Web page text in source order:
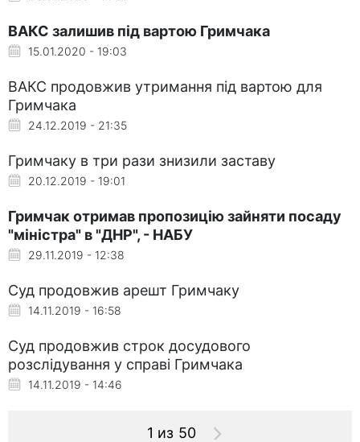
ВАКС залишив під вартою Гримчака
15.01.2020 - 19:03
ВАКС продовжив утримання під вартою для
Гримчака
24.12.2019 - 21:35
Гримчаку в три рази знизили заставу
20.12.2019 - 19:01
Гримчак отримав пропозицію зайняти посаду
"міністра" в "ДНР", - НАБУ
29.11.2019 - 12:38
Суд продовжив арешт Гримчаку
14.11.2019 - 16:58
Суд продовжив строк досудового
розслідування у справі Гримчака
14.11.2019 - 14:46
1 из 50